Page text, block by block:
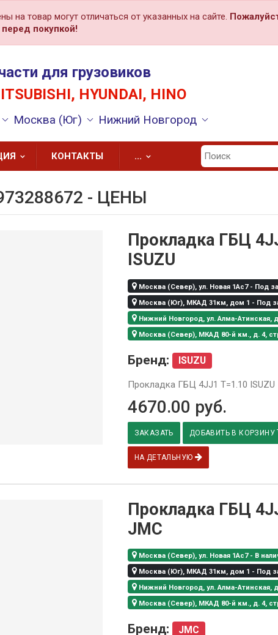
на товар могут отличаться от указанных на сайте.
покупкой!
для грузовиков
HYUNDAI, HINO
Москва (Юг) Нижний Новгород
КОНТАКТЫ ...
- ЦЕНЫ
Прокладка ГБЦ
ISUZU
Москва (Север), ул. Новая 1Ас7 - Под
Москва (Юг), МКАД 31км, дом 1 - Под
Нижний Новгород, ул. Алма-Атинская,
Москва (Север), МКАД 80-й км., д. 4,
Бренд: ISUZU
Прокладка ГБЦ 4JJ1 T=1.10 ISUZU
4670.00 руб.
ЗАКАЗАТЬ ДОБАВИТЬ В КОРЗИНУ
НА ДЕТАЛЬНУЮ
Прокладка ГБЦ
JMC
Москва (Север), ул. Новая 1Ас7 - В
Москва (Юг), МКАД 31км, дом 1 - Под
Нижний Новгород, ул. Алма-Атинская,
Москва (Север), МКАД 80-й км., д. 4,
Бренд: JMC